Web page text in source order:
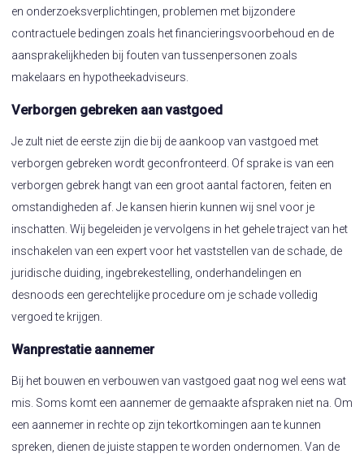
en onderzoeksverplichtingen, problemen met bijzondere
contractuele bedingen zoals het financieringsvoorbehoud en de
aansprakelijkheden bij fouten van tussenpersonen zoals
makelaars en hypotheekadviseurs.
Verborgen gebreken aan vastgoed
Je zult niet de eerste zijn die bij de aankoop van vastgoed met
verborgen gebreken wordt geconfronteerd. Of sprake is van een
verborgen gebrek hangt van een groot aantal factoren, feiten en
omstandigheden af. Je kansen hierin kunnen wij snel voor je
inschatten. Wij begeleiden je vervolgens in het gehele traject van het
inschakelen van een expert voor het vaststellen van de schade, de
juridische duiding, ingebrekestelling, onderhandelingen en
desnoods een gerechtelijke procedure om je schade volledig
vergoed te krijgen.
Wanprestatie aannemer
Bij het bouwen en verbouwen van vastgoed gaat nog wel eens wat
mis. Soms komt een aannemer de gemaakte afspraken niet na. Om
een aannemer in rechte op zijn tekortkomingen aan te kunnen
spreken, dienen de juiste stappen te worden ondernomen. Van de